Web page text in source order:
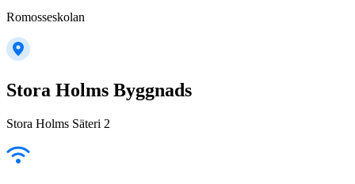
Romosseskolan
Stora Holms Byggnads
Stora Holms Säteri 2